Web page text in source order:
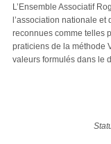
L’Ensemble Associatif
l’association nationale et
reconnues comme telles
praticiens de la méthode
valeurs formulés dans le